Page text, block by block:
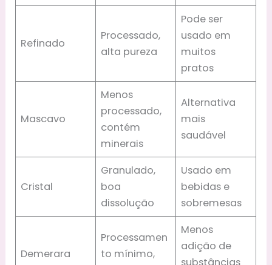
Refinado
Processado,
alta pureza
Pode ser
usado em
muitos
pratos
Mascavo
Menos
processado,
contém
minerais
Alternativa
mais
saudável
Cristal
Granulado,
boa
dissolução
Usado em
bebidas e
sobremesas
Demerara
Processamen
to mínimo,
Menos
adição de
substâncias